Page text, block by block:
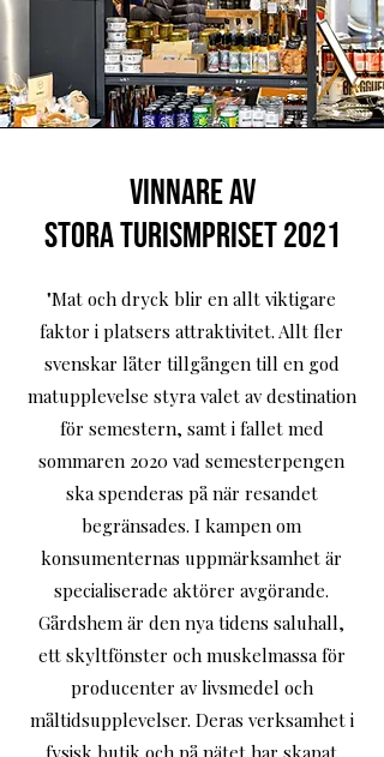
Vinnare av
Stora Turismpriset 2021
"Mat och dryck blir en allt viktigare
faktor i platsers attraktivitet. Allt fler
svenskar låter tillgången till en god
matupplevelse styra valet av destination
för semestern, samt i fallet med
sommaren 2020 vad semesterpengen
ska spenderas på när resandet
begränsades. I kampen om
konsumenternas uppmärksamhet är
specialiserade aktörer avgörande.
Gårdshem är den nya tidens saluhall,
ett skyltfönster och muskelmassa för
producenter av livsmedel och
måltidsupplevelser. Deras verksamhet i
fysisk butik och på nätet har skapat